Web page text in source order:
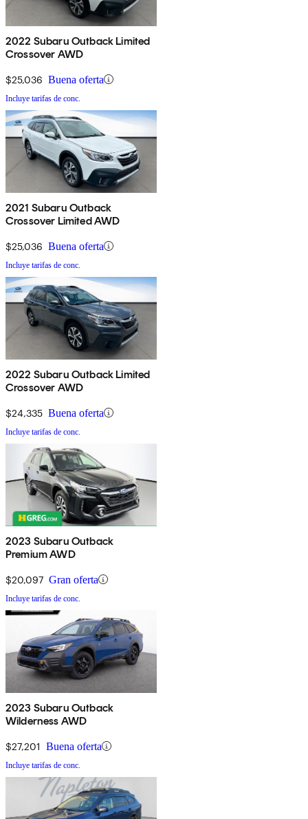
2022 Subaru Outback Limited
Crossover AWD
$25,036 Buena oferta
Incluye tarifas de conc.
2021 Subaru Outback
Crossover Limited AWD
$25,036 Buena oferta
Incluye tarifas de conc.
2022 Subaru Outback Limited
Crossover AWD
$24,335 Buena oferta
Incluye tarifas de conc.
2023 Subaru Outback
Premium AWD
$20,097 Gran oferta
Incluye tarifas de conc.
2023 Subaru Outback
Wilderness AWD
$27,201 Buena oferta
Incluye tarifas de conc.